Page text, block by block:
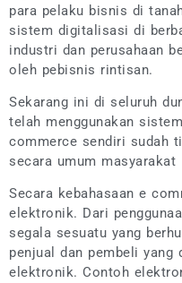
para pelaku bisnis di
sistem digitalisasi di
industri dan perusahaan
oleh pebisnis rintisan.
Sekarang ini di seluruh
telah menggunakan
commerce sendiri sudah
secara umum masyarakat
Secara kebahasaan e
elektronik. Dari
segala sesuatu yang
penjual dan pembeli
elektronik. Contoh